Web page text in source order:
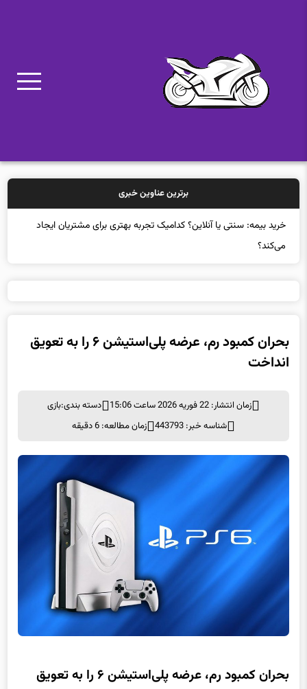
برترین عناوین خبری
خرید بیم
انداخت
شناسه خبر: 443793
زمان مطالعه: 6 دقیقه
انداخت